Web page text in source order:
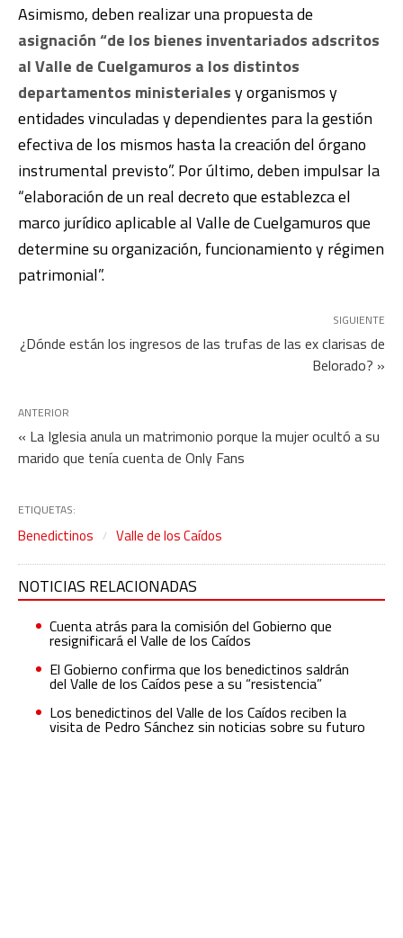
Asimismo, deben realizar una propuesta de
asignación “de los bienes inventariados adscritos
al Valle de Cuelgamuros a los distintos
departamentos ministerialesy organismos y
entidades vinculadas y dependientes para la gestión
efectiva de los mismos hasta la creación del órgano
instrumental previsto”. Por último, deben impulsar la
“elaboración de un real decreto que establezca el
marco jurídico aplicable al Valle de Cuelgamuros que
determine su organización, funcionamiento y régimen
patrimonial”.
SIGUIENTE
¿Dónde están los ingresos de las trufas de las ex clarisas de
Belorado? »
ANTERIOR
« La Iglesia anula un matrimonio porque la mujer ocultó a su
marido que tenía cuenta de Only Fans
ETIQUETAS:
Benedictinos Valle de los Caídos
NOTICIAS RELACIONADAS
Cuenta atrás para la comisión del Gobierno que
resignificará el Valle de los Caídos
El Gobierno confirma que los benedictinos saldrán
del Valle de los Caídos pese a su “resistencia”
Los benedictinos del Valle de los Caídos reciben la
visita de Pedro Sánchez sin noticias sobre su futuro